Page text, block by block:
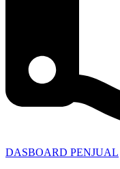
DASBOARD PENJUAL